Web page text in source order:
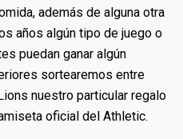
además de alguna otra
años algún tipo de juego o
puedan ganar algún
sortearemos entre
nuestro particular regalo
oficial del Athletic.